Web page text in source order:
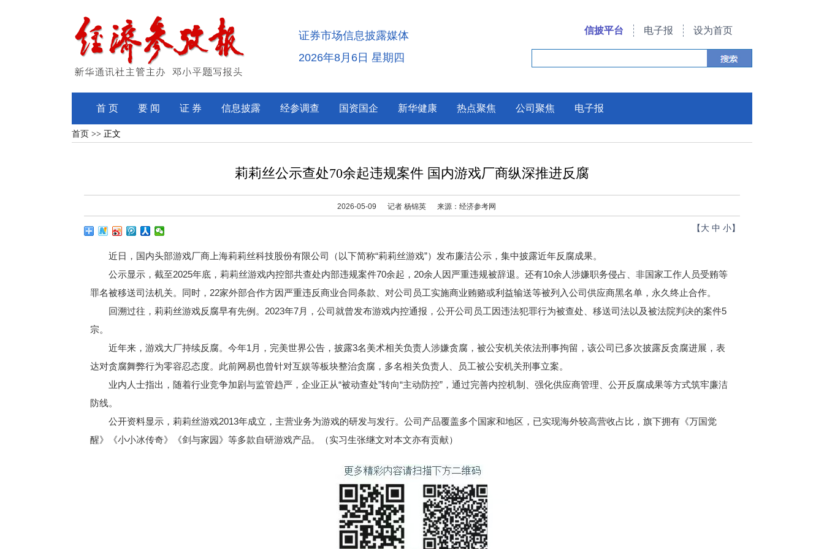
证券市场信息披露媒体
2026年8月6日 星期四
信披平台 电子报 设为首页
首 页 要 闻 证 券 信息披露 经参调查 国资国企 新华健康 热点聚焦 公司聚焦 电子报
首页 >> 正文
莉莉丝公示查处70余起违规案件 国内游戏厂商纵深推进反腐
2026-05-09 记者 杨锦英 来源：经济参考网
【 大 中 小】
近日，国内头部游戏厂商上海莉莉丝科技股份有限公司（以下简称“莉莉丝游戏”）发布廉洁公示，集中披露近年反腐成果。
公示显示，截至2025年底，莉莉丝游戏内控部共查处内部违规案件70余起，20余人因严重违规被辞退。还有10余人涉嫌职务侵占、非国家工作人员受贿等
罪名被移送司法机关。同时，22家外部合作方因严重违反商业合同条款、对公司员工实施商业贿赂或利益输送等被列入公司供应商黑名单，永久终止合作。
回溯过往，莉莉丝游戏反腐早有先例。2023年7月，公司就曾发布游戏内控通报，公开公司员工因违法犯罪行为被查处、移送司法以及被法院判决的案件5
宗。
近年来，游戏大厂持续反腐。今年1月，完美世界公告，披露3名美术相关负责人涉嫌贪腐，被公安机关依法刑事拘留，该公司已多次披露反贪腐进展，表
达对贪腐舞弊行为零容忍态度。此前网易也曾针对互娱等板块整治贪腐，多名相关负责人、员工被公安机关刑事立案。
业内人士指出，随着行业竞争加剧与监管趋严，企业正从“被动查处”转向“主动防控”，通过完善内控机制、强化供应商管理、公开反腐成果等方式筑牢廉洁
防线。
公开资料显示，莉莉丝游戏2013年成立，主营业务为游戏的研发与发行。公司产品覆盖多个国家和地区，已实现海外较高营收占比，旗下拥有《万国觉
醒》《小小冰传奇》《剑与家园》等多款自研游戏产品。（实习生张继文对本文亦有贡献）